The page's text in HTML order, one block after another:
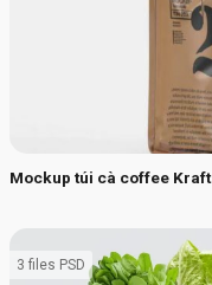
Mockup túi cà coffee Kraft
3 files PSD